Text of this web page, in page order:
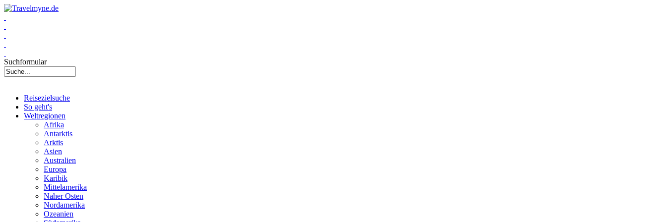
Suchformular
Reisezielsuche
So geht's
Weltregionen
Afrika
Antarktis
Arktis
Asien
Australien
Europa
Karibik
Mittelamerika
Naher Osten
Nordamerika
Ozeanien